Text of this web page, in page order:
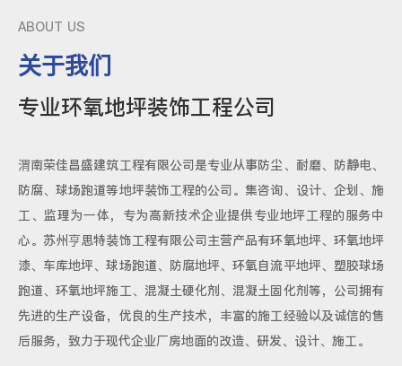
ABOUT US
关于我们
专业环氧地坪装饰工程公司
渭南荣佳昌盛建筑工程有限公司是专业从事防尘、耐磨、防静电、
防腐、球场跑道等地坪装饰工程的公司。集咨询、设计、企划、施
工、监理为一体，专为高新技术企业提供专业地坪工程的服务中
心。苏州亨思特装饰工程有限公司主营产品有环氧地坪、环氧地坪
漆、车库地坪、球场跑道、防腐地坪、环氧自流平地坪、塑胶球场
跑道、环氧地坪施工、混凝土硬化剂、混凝土固化剂等，公司拥有
先进的生产设备，优良的生产技术，丰富的施工经验以及诚信的售
后服务，致力于现代企业厂房地面的改造、研发、设计、施工。